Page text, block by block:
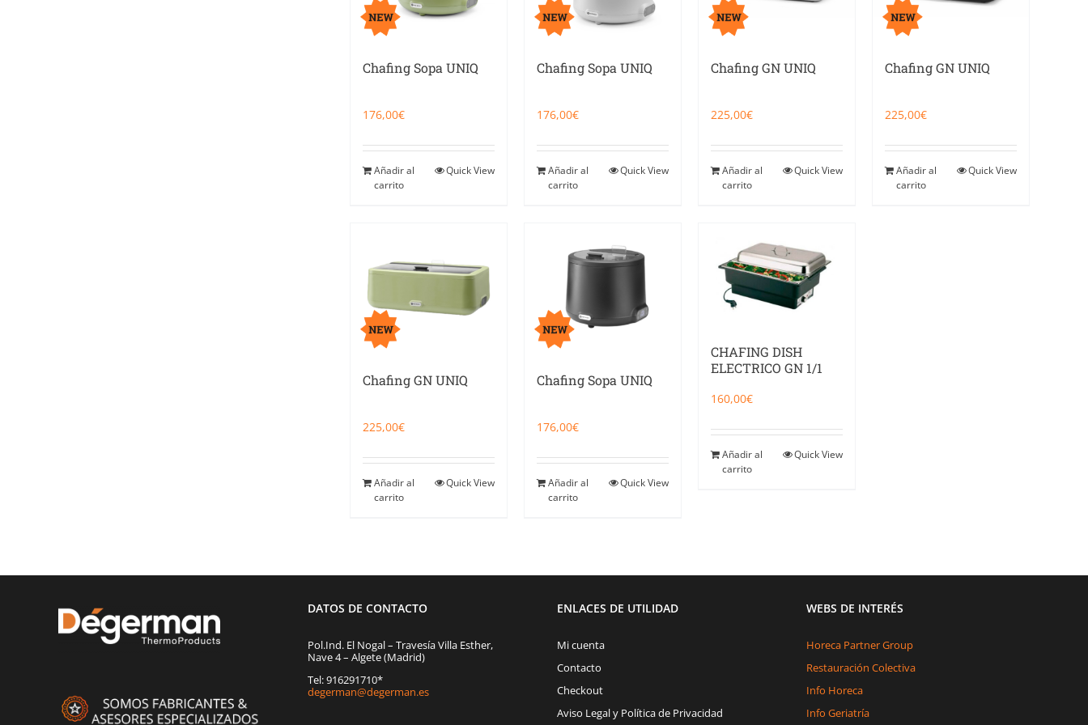
Chafing Sopa UNIQ
176,00€
Añadir al
carrito
Quick View
Chafing Sopa UNIQ
176,00€
Añadir al
carrito
Quick View
Chafing GN UNIQ
225,00€
Añadir al
carrito
Quick View
Chafing GN UNIQ
225,00€
Añadir al
carrito
Quick View
Chafing GN UNIQ
225,00€
Añadir al
carrito
Quick View
Chafing Sopa UNIQ
176,00€
Añadir al
carrito
Quick View
CHAFING DISH
ELECTRICO GN 1/1
160,00€
Añadir al
carrito
Quick View
DATOS DE CONTACTO
Pol.Ind. El Nogal – Travesía Villa Esther,
Nave 4 – Algete (Madrid)
Tel: 916291710*
degerman@degerman.es
ENLACES DE UTILIDAD
Mi cuenta
Contacto
Checkout
Aviso Legal y Política de Privacidad
WEBS DE INTERÉS
Horeca Partner Group
Restauración Colectiva
Info Horeca
Info Geriatría